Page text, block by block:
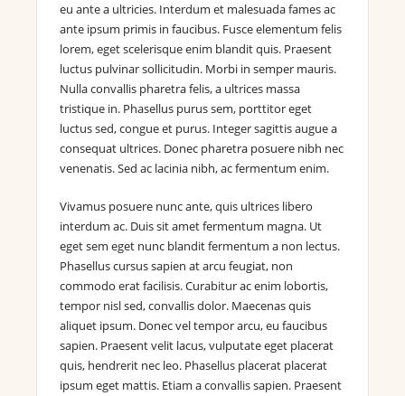
eu ante a ultricies. Interdum et malesuada fames ac
ante ipsum primis in faucibus. Fusce elementum felis
lorem, eget scelerisque enim blandit quis. Praesent
luctus pulvinar sollicitudin. Morbi in semper mauris.
Nulla convallis pharetra felis, a ultrices massa
tristique in. Phasellus purus sem, porttitor eget
luctus sed, congue et purus. Integer sagittis augue a
consequat ultrices. Donec pharetra posuere nibh nec
venenatis. Sed ac lacinia nibh, ac fermentum enim.
Vivamus posuere nunc ante, quis ultrices libero
interdum ac. Duis sit amet fermentum magna. Ut
eget sem eget nunc blandit fermentum a non lectus.
Phasellus cursus sapien at arcu feugiat, non
commodo erat facilisis. Curabitur ac enim lobortis,
tempor nisl sed, convallis dolor. Maecenas quis
aliquet ipsum. Donec vel tempor arcu, eu faucibus
sapien. Praesent velit lacus, vulputate eget placerat
quis, hendrerit nec leo. Phasellus placerat placerat
ipsum eget mattis. Etiam a convallis sapien. Praesent